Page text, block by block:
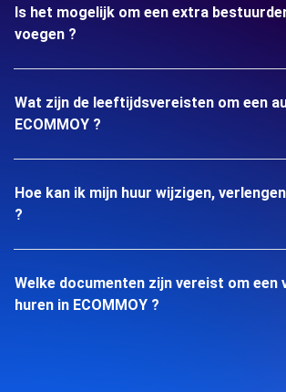
Is het mogelijk om een extra
voegen ?
Wat zijn de leeftijdsvereisten om een
ECOMMOY ?
Hoe kan ik mijn huur wijzigen,
?
Welke documenten zijn vereist om een
huren in ECOMMOY ?